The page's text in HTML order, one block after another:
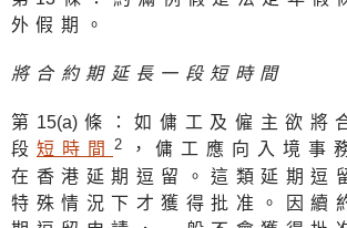
外假期。
將合約期延長一段短時間
第 15(a)條：如傭工及僱主欲將
段短時間 2
，傭工應向入境事
在香港延期逗留。這類延期逗
特殊情況下才獲得批准。因續